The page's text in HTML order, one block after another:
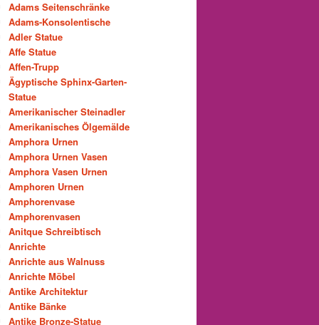
Adams Seitenschränke
Adams-Konsolentische
Adler Statue
Affe Statue
Affen-Trupp
Ägyptische Sphinx-Garten-
Statue
Amerikanischer Steinadler
Amerikanisches Ölgemälde
Amphora Urnen
Amphora Urnen Vasen
Amphora Vasen Urnen
Amphoren Urnen
Amphorenvase
Amphorenvasen
Anitque Schreibtisch
Anrichte
Anrichte aus Walnuss
Anrichte Möbel
Antike Architektur
Antike Bänke
Antike Bronze-Statue